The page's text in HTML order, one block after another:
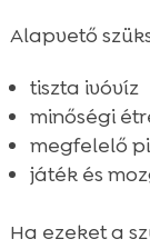
Alapvető
tiszta ivóvíz
minőségi
megfelelő
játék és
Ha ezeket a